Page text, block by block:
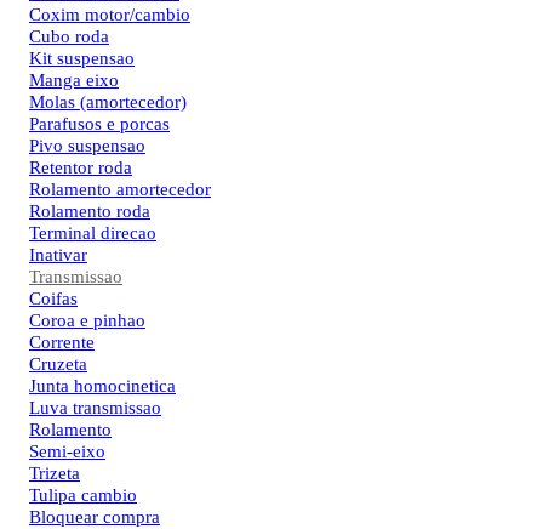
Coxim motor/cambio
Cubo roda
Kit suspensao
Manga eixo
Molas (amortecedor)
Parafusos e porcas
Pivo suspensao
Retentor roda
Rolamento amortecedor
Rolamento roda
Terminal direcao
Inativar
Transmissao
Coifas
Coroa e pinhao
Corrente
Cruzeta
Junta homocinetica
Luva transmissao
Rolamento
Semi-eixo
Trizeta
Tulipa cambio
Bloquear compra